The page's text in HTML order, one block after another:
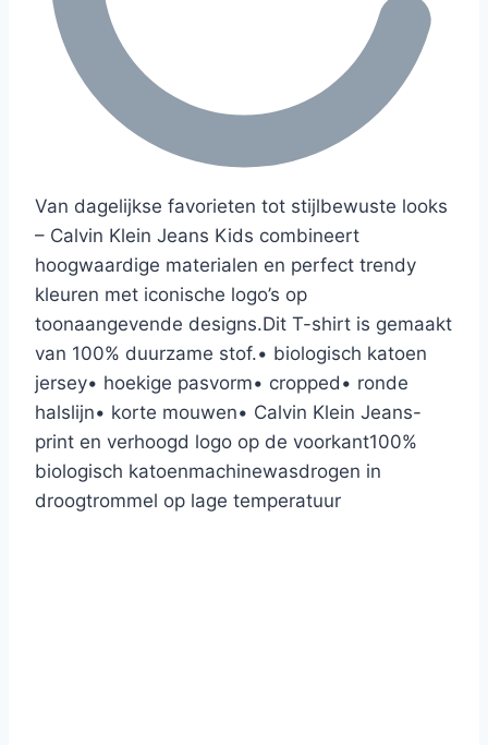
Van dagelijkse favorieten tot stijlbewuste looks
– Calvin Klein Jeans Kids combineert
hoogwaardige materialen en perfect trendy
kleuren met iconische logo’s op
toonaangevende designs.Dit T-shirt is gemaakt
van 100% duurzame stof.• biologisch katoen
jersey• hoekige pasvorm• cropped • ronde
halslijn• korte mouwen• Calvin Klein Jeans-
print en verhoogd logo op de voorkant100%
biologisch katoenmachinewasdrogen in
droogtrommel op lage temperatuur